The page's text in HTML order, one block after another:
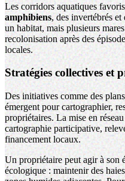
Les corridors aquatiques
amphibiens, des invertébrés
un habitat, mais plusieurs
recolonisation après des
locales.
Stratégies collectives et
Des initiatives comme des
émergent pour cartographier,
propriétaires. La mise en
cartographie participative,
financement locaux.
Un propriétaire peut agir à son
écologique : maintenir des